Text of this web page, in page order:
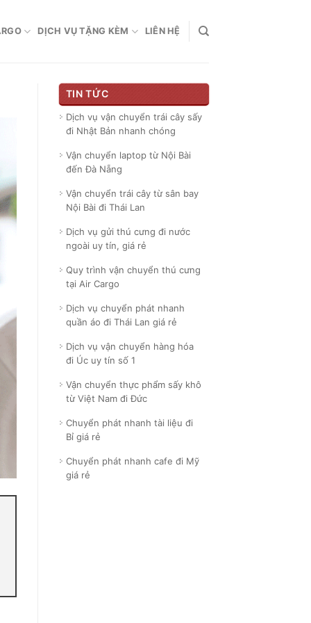
DỊCH VỤ TẶNG KÈM LIÊN HỆ
TIN TỨC
Dịch vụ vận chuyển trái cây sấy
đi Nhật Bản nhanh chóng
Vận chuyển laptop từ Nội Bài
đến Đà Nẵng
Vận chuyển trái cây từ sân bay
Nội Bài đi Thái Lan
Dịch vụ gửi thú cưng đi nước
ngoài uy tín, giá rẻ
Quy trình vận chuyển thú cưng
tại Air Cargo
Dịch vụ chuyển phát nhanh
quần áo đi Thái Lan giá rẻ
Dịch vụ vận chuyển hàng hóa
đi Úc uy tín số 1
Vận chuyển thực phẩm sấy khô
từ Việt Nam đi Đức
Chuyển phát nhanh tài liệu đi
Bỉ giá rẻ
Chuyển phát nhanh cafe đi Mỹ
giá rẻ